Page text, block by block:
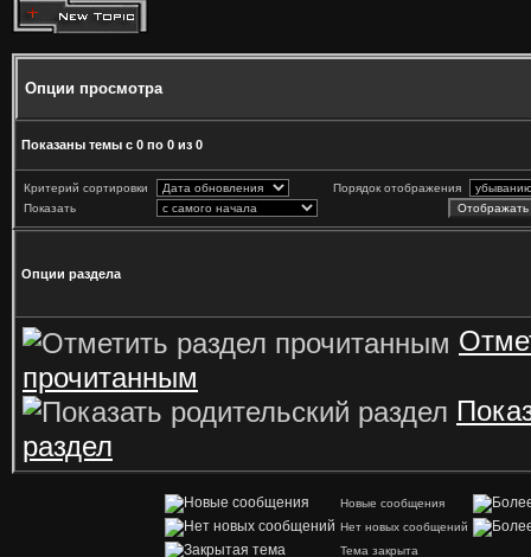
Опции просмотра
Показаны темы с 0 по 0 из 0
Критерий сортировки
Порядок отображения
Показать
Опции раздела
прочитанным
раздел
Новые сообщения
Нет новых сообщений
Тема закрыта